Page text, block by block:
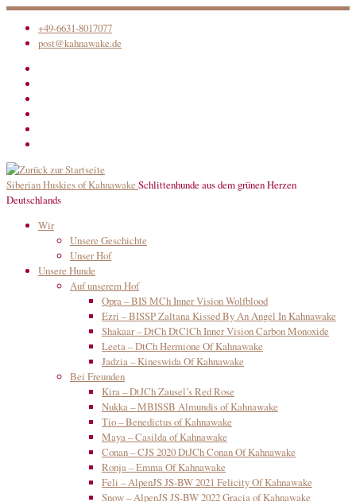
Zum
Inhalt
springen
+49-6631-8017077
post@kahnawake.de
Siberian Huskies of Kahnawake Schlittenhunde aus dem grünen Herzen
Deutschlands
Wir
Unsere Geschichte
Unser Hof
Unsere Hunde
Auf unserem Hof
Opra – BIS MCh Inner Vision Wolfblood
Ezri – BISSP Zaltana Kissed By An Angel In Kahnawake
Shakaar – DtCh DtClCh Inner Vision Carbon Monoxide
Leeta – DtCh Hermione Of Kahnawake
Jadzia – Kineswida Of Kahnawake
Bei Freunden
Kira – DtJCh Zausel’s Red Rose
Nukka – MBISSB Almundis of Kahnawake
Tio – Benedictus of Kahnawake
Maya – Casilda of Kahnawake
Conan – CJS 2020 DtJCh Conan Of Kahnawake
Ronja – Emma Of Kahnawake
Feli – AlpenJS JS-BW 2021 Felicity Of Kahnawake
Snow – AlpenJS JS-BW 2022 Gracia of Kahnawake